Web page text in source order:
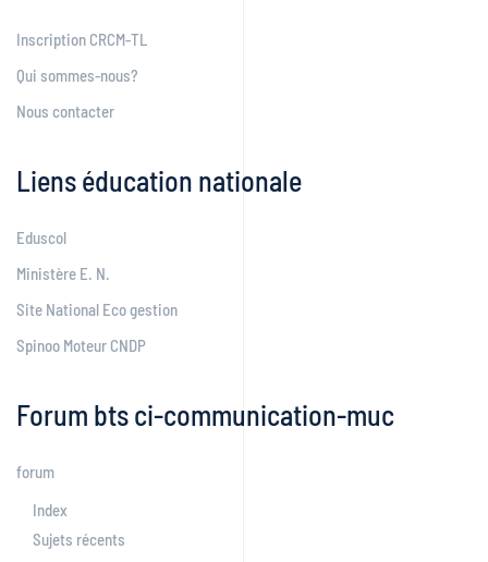
Inscription CRCM-TL
Qui sommes-nous?
Nous contacter
Liens éducation nationale
Eduscol
Ministère E. N.
Site National Eco gestion
Spinoo Moteur CNDP
Forum bts ci-communication-muc
forum
Index
Sujets récents